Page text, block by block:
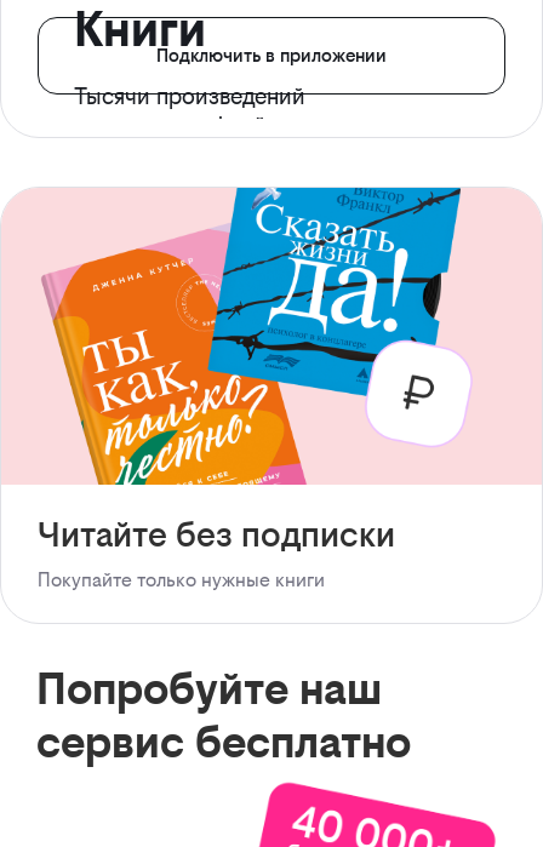
Книги
Тысячи произведений
с доступом офлайн
Подключить в приложении
Читайте без подписки
Покупайте только нужные книги
Попробуйте наш
сервис бесплатно